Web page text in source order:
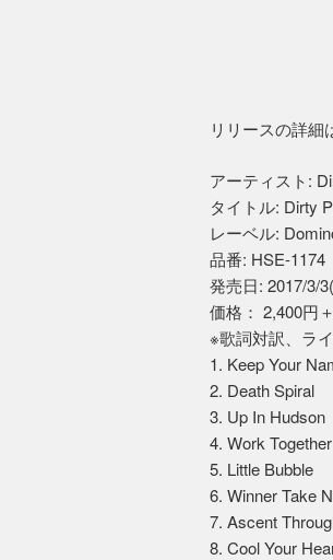
リリースの詳細
アーティスト:
タイトル: Dirty
レーベル:
品番: HSE-1174
発売日: 2017/3/
価格： 2,400円
※歌詞対訳、ラ
1. Keep Your
2. Death Spiral
3. Up In Hudson
4. Work Together
5. Little Bubble
6. Winner Take
7. Ascent
8. Cool Your